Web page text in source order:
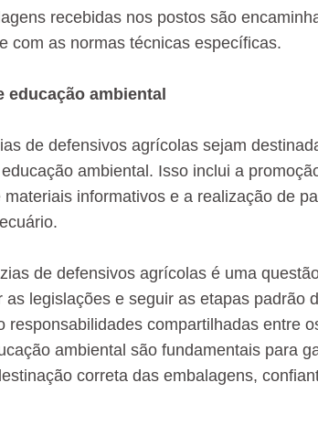
recebidas nos postos são
com as normas técnicas específicas.
educação ambiental
de defensivos agrícolas sejam
ambiental. Isso inclui a
informativos e a realização de
de defensivos agrícolas é uma
legislações e seguir as etapas padrão
compartilhadas entre
ambiental são fundamentais para
correta das embalagens,